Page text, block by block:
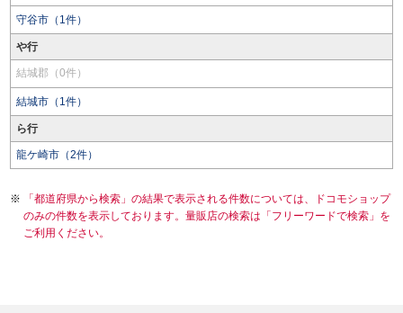
守谷市（1件）
や行
結城郡（0件）
結城市（1件）
ら行
龍ケ崎市（2件）
「都道府県から検索」の結果で表示される件数については、ドコモショップ
のみの件数を表示しております。量販店の検索は「フリーワードで検索」を
ご利用ください。